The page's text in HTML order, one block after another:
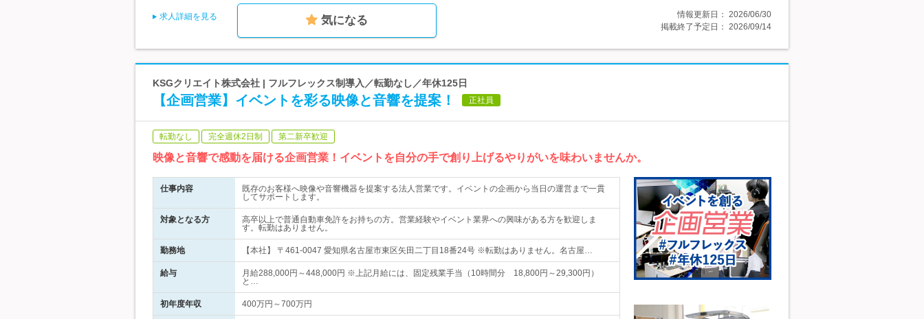
求人詳細を見る 気になる 情報更新日： 2026/06/30
掲載終了予定日： 2026/09/14
KSGクリエイト株式会社 | フルフレックス制導入／転勤なし／年休125日
【企画営業】イベントを彩る映像と音響を提案！ 正社員
転勤なし 完全週休2日制 第二新卒歓迎
映像と音響で感動を届ける企画営業！イベントを自分の手で創り上げるやりがいを味わいませんか。
仕事内容
既存のお客様へ映像や音響機器を提案する法人営業です。イベントの企画から当日の運営まで一貫
してサポートします。
対象となる方
高卒以上で普通自動車免許をお持ちの方。営業経験やイベント業界への興味がある方を歓迎しま
す。転勤はありません。
勤務地 【本社】 〒461-0047 愛知県名古屋市東区矢田二丁目18番24号 ※転勤はありません。名古屋…
給与
月給288,000円～448,000円 ※上記月給には、固定残業手当（10時間分 18,800円～29,300円）
と…
初年度年収 400万円～700万円